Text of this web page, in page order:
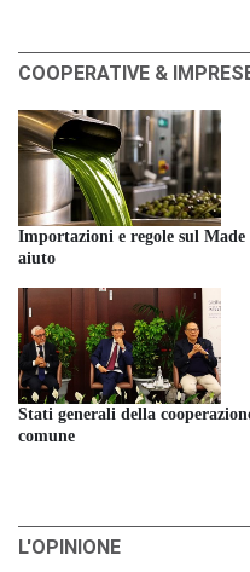
COOPERATIVE &
Importazioni e regole sul
aiuto
Stati generali della
comune
L'OPINIONE